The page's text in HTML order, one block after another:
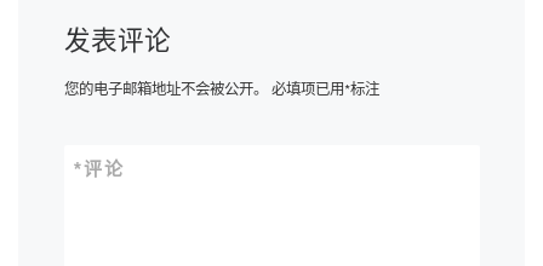
发表评论
您的电子邮箱地址不会被公开。 必填项已用*标注
评论
*